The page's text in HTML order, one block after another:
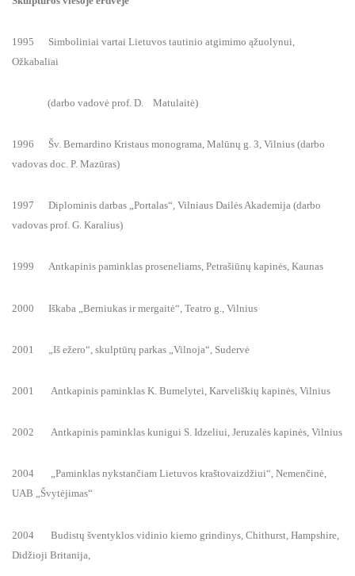
1995 Simboliniai vartai Lietuvos tautinio atgimimo ąžuolynui,
Ožkabaliai
(darbo vadovė prof. D. Matulaitė)
1996 Šv. Bernardino Kristaus monograma, Malūnų g. 3, Vilnius (darbo
vadovas doc. P. Mazūras)
1997 Diplominis darbas „Portalas“, Vilniaus Dailės Akademija (darbo
vadovas prof. G. Karalius)
1999 Antkapinis paminklas proseneliams, Petrašiūnų kapinės, Kaunas
2000 Iškaba „Berniukas ir mergaitė“, Teatro g., Vilnius
2001 „Iš ežero“, skulptūrų parkas „Vilnoja“, Sudervė
2001 Antkapinis paminklas K. Bumelytei, Karveliškių kapinės, Vilnius
2002 Antkapinis paminklas kunigui S. Idzeliui, Jeruzalės kapinės, Vilnius
2004 „Paminklas nykstančiam Lietuvos kraštovaizdžiui“, Nemenčinė,
UAB „Švytėjimas“
2004 Budistų šventyklos vidinio kiemo grindinys, Chithurst, Hampshire,
Didžioji Britanija,